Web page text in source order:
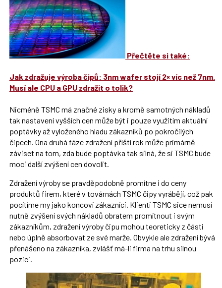
Přečtěte si také:
Jak zdražuje výroba čipů: 3nm wafer stojí 2× víc než 7nm.
Musí ale CPU a GPU zdražit o tolik?
Nicméně TSMC má značné zisky a kromě samotných nákladů
tak nastavení vyšších cen může být i pouze využitím aktuální
poptávky až vyloženého hladu zákazníků po pokročilých
čipech. Ona druhá fáze zdražení příští rok může primárně
záviset na tom, zda bude poptávka tak silná, že si TSMC bude
moci další zvýšení cen dovolit.
Zdražení výroby se pravděpodobně promítne i do ceny
produktů firem, které v továrnách TSMC čipy vyrábějí, což pak
pocítíme my jako koncoví zákazníci. Klienti TSMC sice nemusí
nutně zvýšení svých nákladů obratem promítnout i svým
zákazníkům, zdražení výroby čipu mohou teoreticky z části
nebo úplně absorbovat ze své marže. Obvykle ale zdražení bývá
přenášeno na zákazníka, zvlášť má-li firma na trhu silnou
pozici.